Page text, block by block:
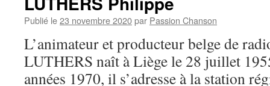
Publié le23 novembre 2020par Passion Chanson
L’animateur et producteur belge de
LUTHERS naît à Liège le 28 juillet
années 1970, il s’adresse à la station